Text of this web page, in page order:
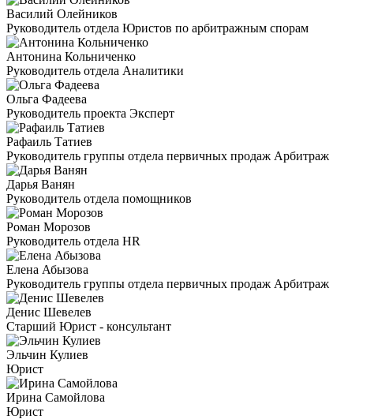
Василий Олейников
Руководитель отдела Юристов по арбитражным спорам
Антонина Кольниченко
Руководитель отдела Аналитики
Ольга Фадеева
Руководитель проекта Эксперт
Рафаиль Татиев
Руководитель группы отдела первичных продаж Арбитраж
Дарья Ванян
Руководитель отдела помощников
Роман Морозов
Руководитель отдела HR
Елена Абызова
Руководитель группы отдела первичных продаж Арбитраж
Денис Шевелев
Старший Юрист - консультант
Эльчин Кулиев
Юрист
Ирина Самойлова
Юрист